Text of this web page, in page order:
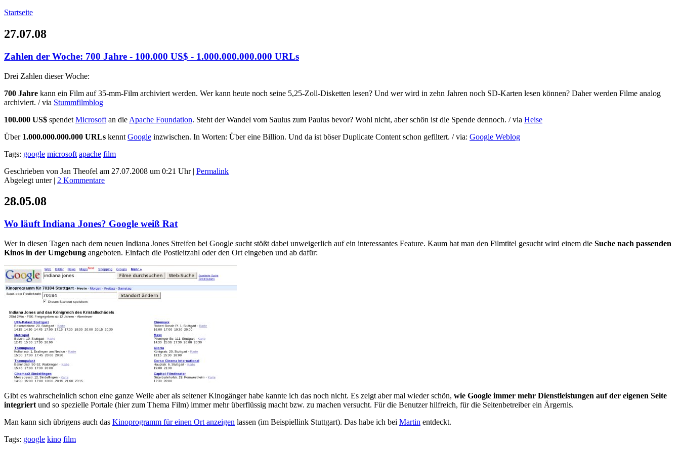
Startseite
27.07.08
Zahlen der Woche: 700 Jahre - 100.000 US$ - 1.000.000.000.000 URLs
Drei Zahlen dieser Woche:
700 Jahre kann ein Film auf 35-mm-Film archiviert werden. Wer kann heute noch seine 5,25-Zoll-Disketten lesen? Und wer wird in zehn Jahren noch SD-Karten lesen können? Daher werden Filme analog
archiviert. / via Stummfilmblog
100.000 US$ spendet Microsoft an die Apache Foundation. Steht der Wandel vom Saulus zum Paulus bevor? Wohl nicht, aber schön ist die Spende dennoch. / via Heise
Über 1.000.000.000.000 URLs kennt Google inzwischen. In Worten: Über eine Billion. Und da ist böser Duplicate Content schon gefiltert. / via: Google Weblog
Tags: google microsoft apache film
Geschrieben von Jan Theofel am 27.07.2008 um 0:21 Uhr | Permalink
Abgelegt unter | 2 Kommentare
28.05.08
Wo läuft Indiana Jones? Google weiß Rat
Wer in diesen Tagen nach dem neuen Indiana Jones Streifen bei Google sucht stößt dabei unweigerlich auf ein interessantes Feature. Kaum hat man den Filmtitel gesucht wird einem die Suche nach passenden
Kinos in der Umgebung angeboten. Einfach die Postleitzahl oder den Ort eingeben und ab dafür:
Gibt es wahrscheinlich schon eine ganze Weile aber als seltener Kinogänger habe kannte ich das noch nicht. Es zeigt aber mal wieder schön, wie Google immer mehr Dienstleistungen auf der eigenen Seite
integriert und so spezielle Portale (hier zum Thema Film) immer mehr überflüssig macht bzw. zu machen versucht. Für die Benutzer hilfreich, für die Seitenbetreiber ein Ärgernis.
Man kann sich übrigens auch das Kinoprogramm für einen Ort anzeigen lassen (im Beispiellink Stuttgart). Das habe ich bei Martin entdeckt.
Tags: google kino film